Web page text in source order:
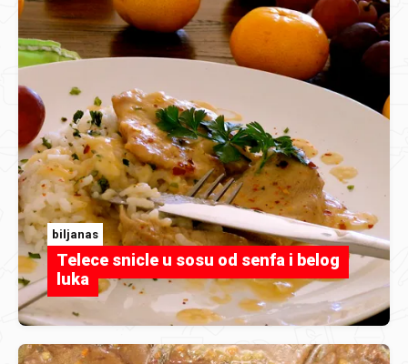
biljanas
Telece snicle u sosu od senfa i belog
luka